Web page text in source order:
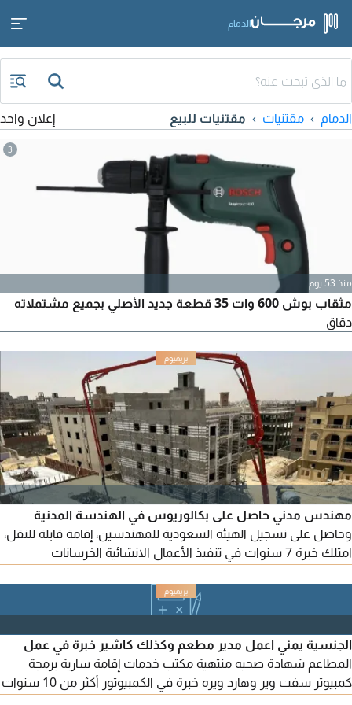
الدمام
الدمام مقتنيات مقتنيات للبيع إعلان واحد
3
منذ 53 يوم
مثقاب بوش 600 وات 35 قطعة جديد الأصلي بجميع مشتملاته
دقاق
مهندس مدني حاصل على بكالوريوس في الهندسة المدنية
وحاصل على تسجيل الهيئة السعودية للمهندسين، إقامة قابلة للنقل،
امتلك خبرة 7 سنوات في تنفيذ الأعمال الانشائية الخرسانات
الجنسية يمني اعمل مدير مطعم وكذلك كاشير خبرة في عمل
المطاعم شهادة صحيه منتهية مكتب خدمات إقامة سارية برمجة
كمبيوتر سفت وير وهارد ويره خبرة في الكمبيوتور أكثر من 10 سنوات
في الخدمات الالكترونية أكثر من 3 سنوات ابحث عن عمل